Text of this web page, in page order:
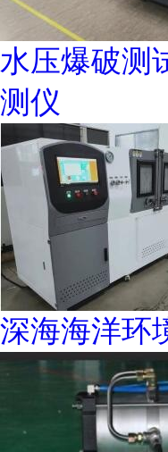
水压爆破测
测仪
深海海洋环